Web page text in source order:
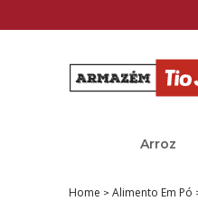
Arroz
Home Alimento Em Pó